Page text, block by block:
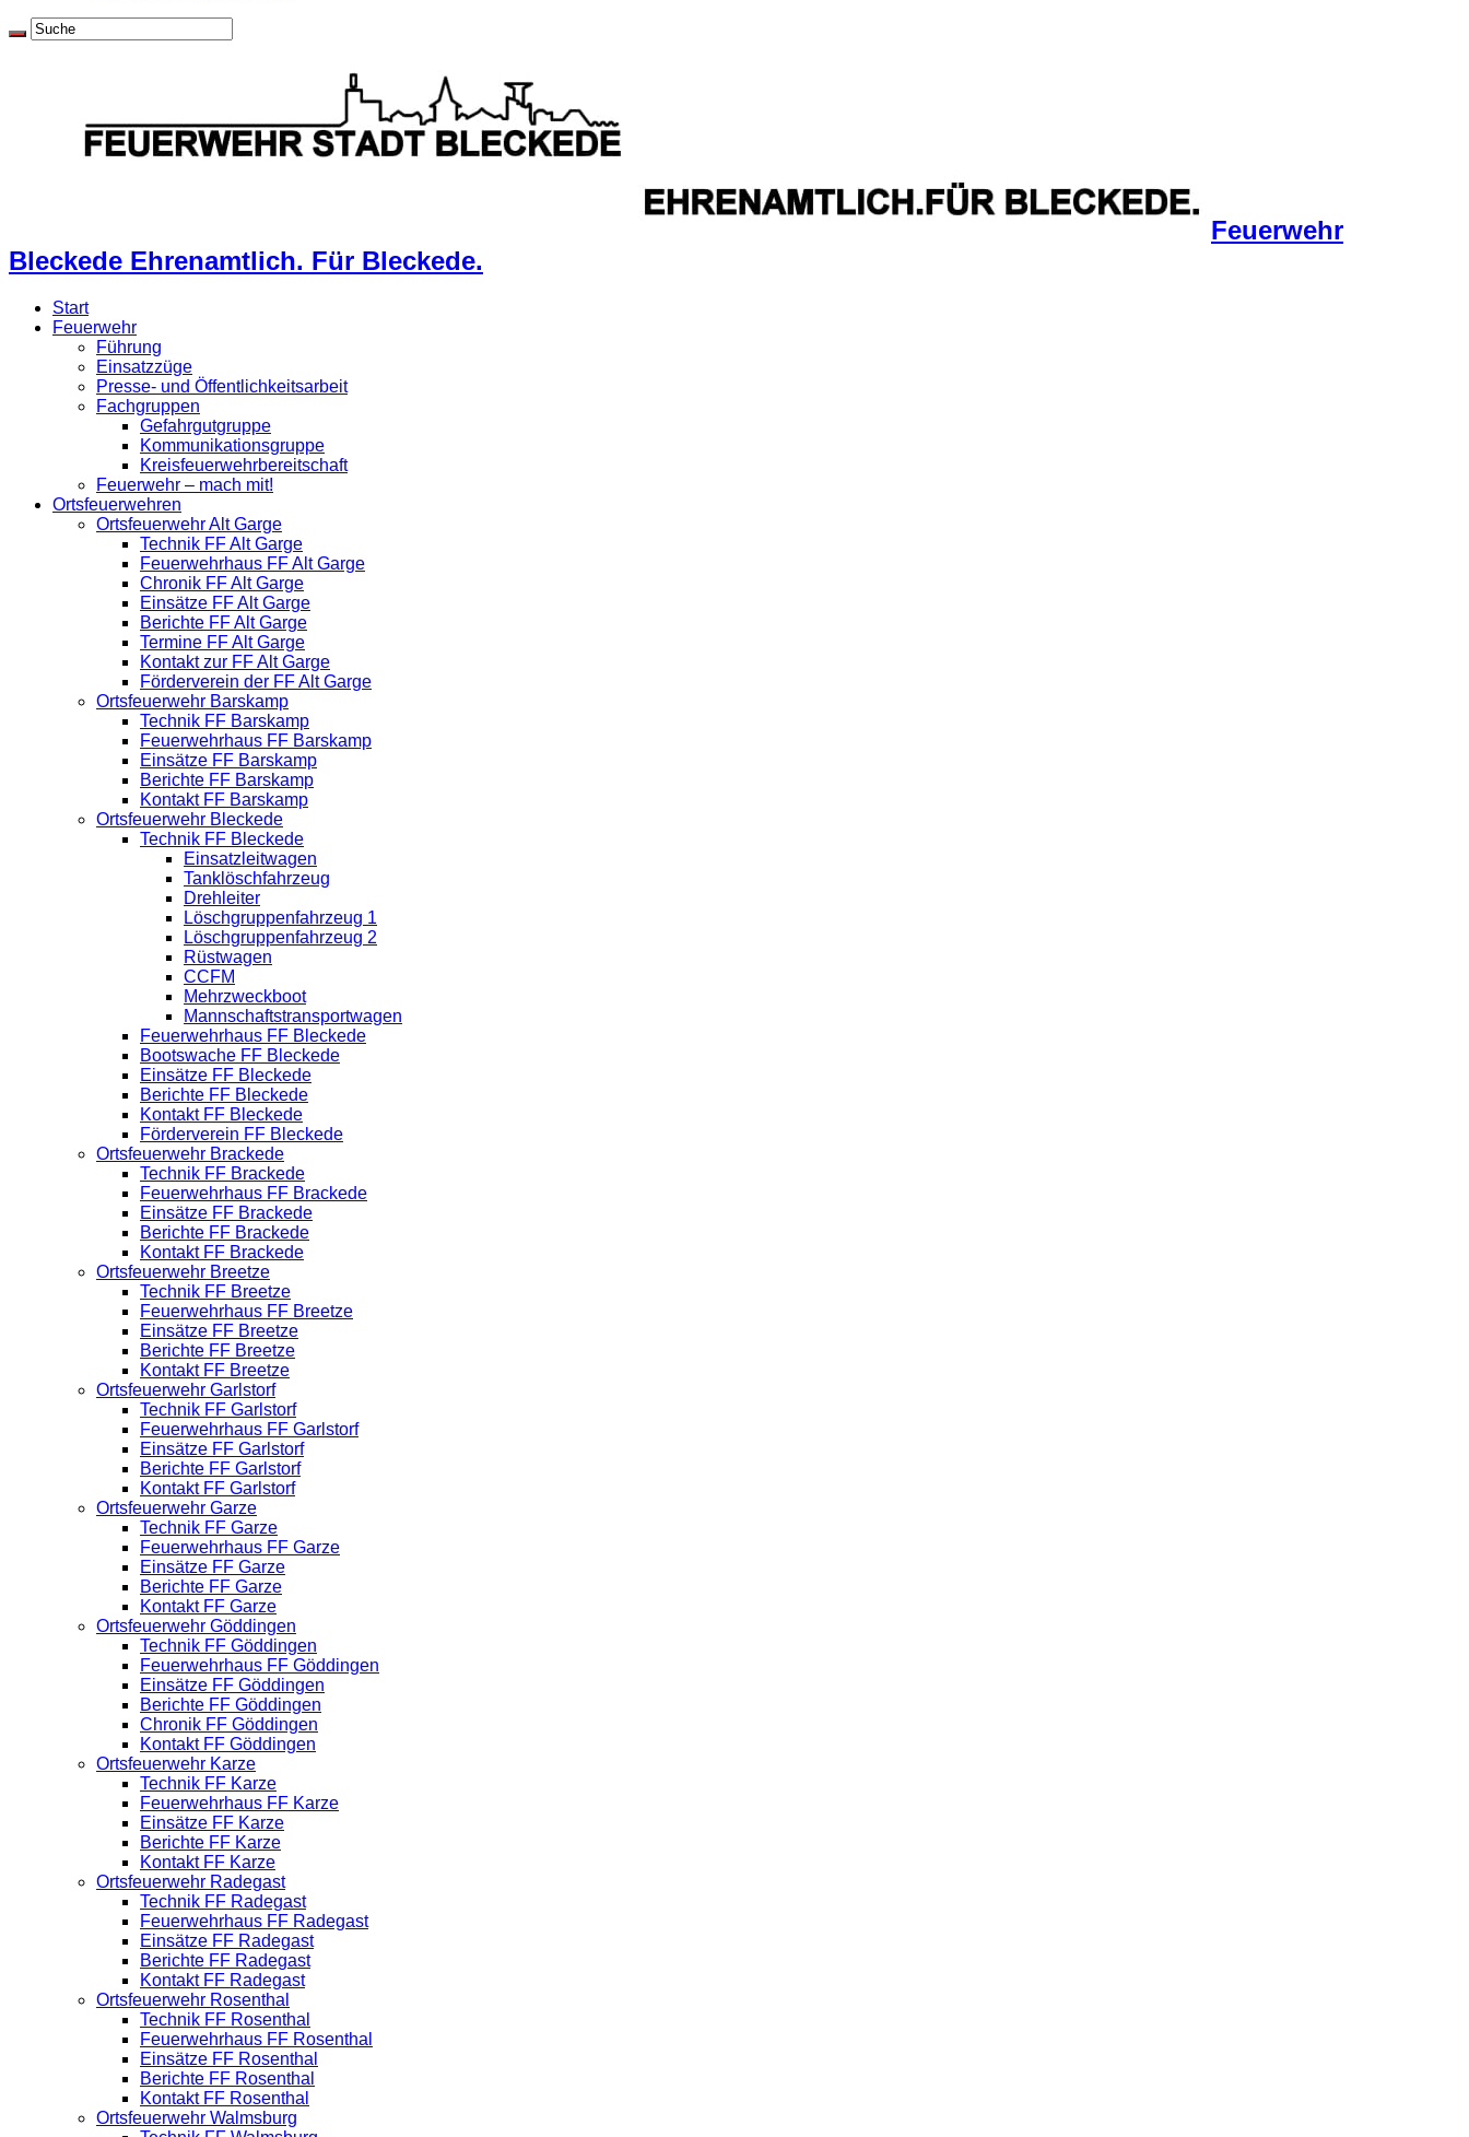
Feuerwehr
Bleckede Ehrenamtlich. Für Bleckede.
Start
Feuerwehr
Führung
Einsatzzüge
Presse- und Öffentlichkeitsarbeit
Fachgruppen
Gefahrgutgruppe
Kommunikationsgruppe
Kreisfeuerwehrbereitschaft
Feuerwehr – mach mit!
Ortsfeuerwehren
Ortsfeuerwehr Alt Garge
Technik FF Alt Garge
Feuerwehrhaus FF Alt Garge
Chronik FF Alt Garge
Einsätze FF Alt Garge
Berichte FF Alt Garge
Termine FF Alt Garge
Kontakt zur FF Alt Garge
Förderverein der FF Alt Garge
Ortsfeuerwehr Barskamp
Technik FF Barskamp
Feuerwehrhaus FF Barskamp
Einsätze FF Barskamp
Berichte FF Barskamp
Kontakt FF Barskamp
Ortsfeuerwehr Bleckede
Technik FF Bleckede
Einsatzleitwagen
Tanklöschfahrzeug
Drehleiter
Löschgruppenfahrzeug 1
Löschgruppenfahrzeug 2
Rüstwagen
CCFM
Mehrzweckboot
Mannschaftstransportwagen
Feuerwehrhaus FF Bleckede
Bootswache FF Bleckede
Einsätze FF Bleckede
Berichte FF Bleckede
Kontakt FF Bleckede
Förderverein FF Bleckede
Ortsfeuerwehr Brackede
Technik FF Brackede
Feuerwehrhaus FF Brackede
Einsätze FF Brackede
Berichte FF Brackede
Kontakt FF Brackede
Ortsfeuerwehr Breetze
Technik FF Breetze
Feuerwehrhaus FF Breetze
Einsätze FF Breetze
Berichte FF Breetze
Kontakt FF Breetze
Ortsfeuerwehr Garlstorf
Technik FF Garlstorf
Feuerwehrhaus FF Garlstorf
Einsätze FF Garlstorf
Berichte FF Garlstorf
Kontakt FF Garlstorf
Ortsfeuerwehr Garze
Technik FF Garze
Feuerwehrhaus FF Garze
Einsätze FF Garze
Berichte FF Garze
Kontakt FF Garze
Ortsfeuerwehr Göddingen
Technik FF Göddingen
Feuerwehrhaus FF Göddingen
Einsätze FF Göddingen
Berichte FF Göddingen
Chronik FF Göddingen
Kontakt FF Göddingen
Ortsfeuerwehr Karze
Technik FF Karze
Feuerwehrhaus FF Karze
Einsätze FF Karze
Berichte FF Karze
Kontakt FF Karze
Ortsfeuerwehr Radegast
Technik FF Radegast
Feuerwehrhaus FF Radegast
Einsätze FF Radegast
Berichte FF Radegast
Kontakt FF Radegast
Ortsfeuerwehr Rosenthal
Technik FF Rosenthal
Feuerwehrhaus FF Rosenthal
Einsätze FF Rosenthal
Berichte FF Rosenthal
Kontakt FF Rosenthal
Ortsfeuerwehr Walmsburg